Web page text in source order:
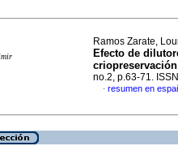
Ramos Zarate,
Efecto de
no.2, p.63-71.
· resumen en